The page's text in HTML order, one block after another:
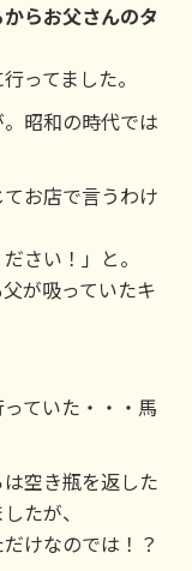
からお父さんのタ
ってました。
昭和の時代では
お店で言うわけ
さい！」と。
が吸っていたキ
ていた・・・馬
空き瓶を返した
たが、
けなのでは！？